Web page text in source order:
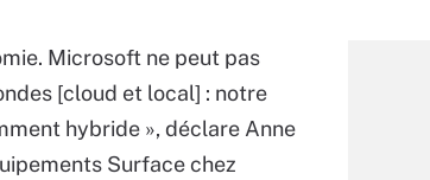
Microsoft ne peut pas
[cloud et local] : notre
hybride », déclare Anne
Surface chez